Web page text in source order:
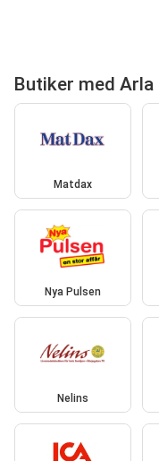
Butiker med
Matdax
Nya Pulsen
Nelins